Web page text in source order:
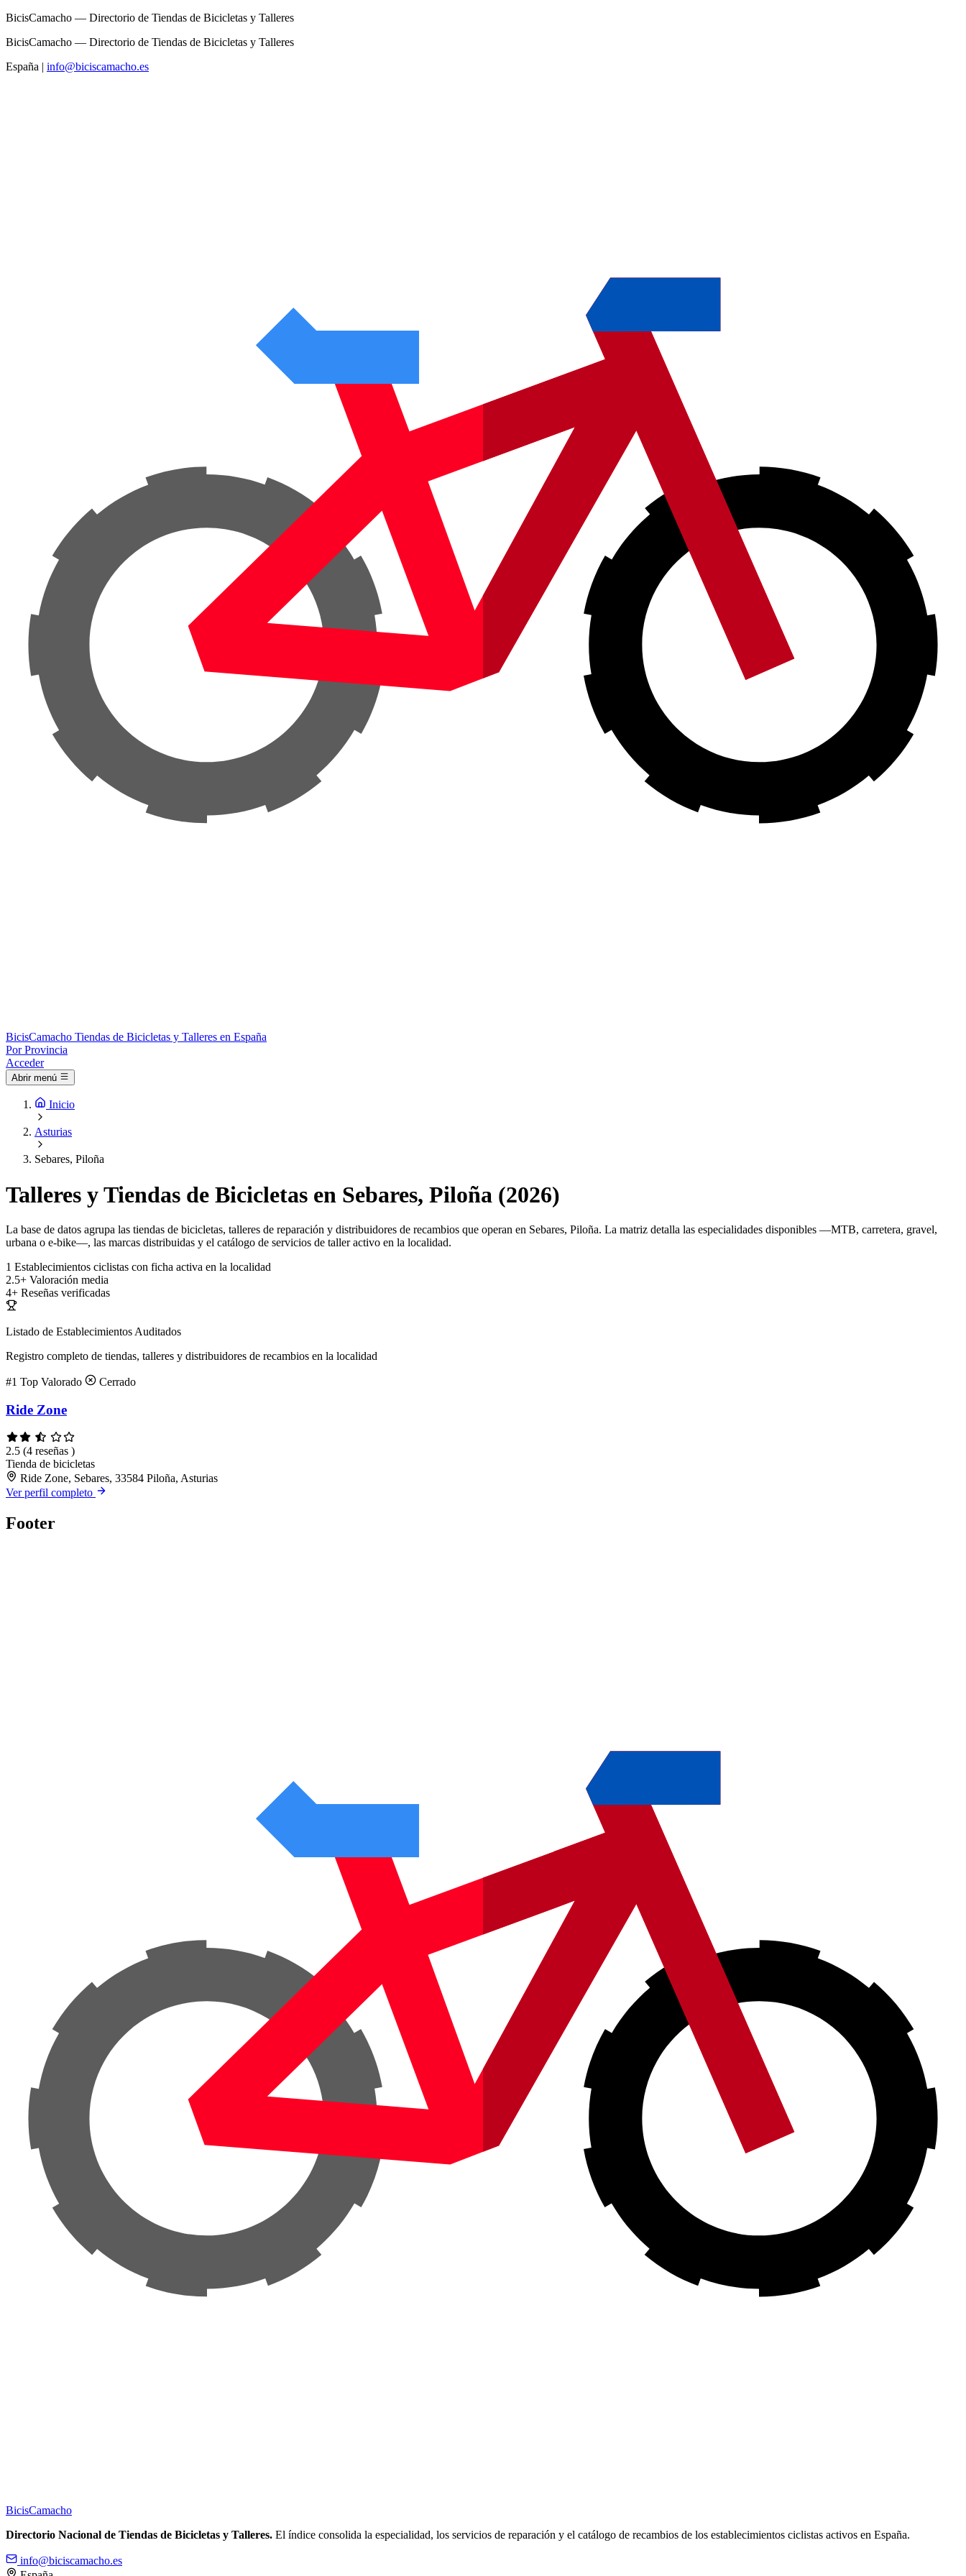
BicisCamacho — Directorio de Tiendas de Bicicletas y Talleres
BicisCamacho — Directorio de Tiendas de Bicicletas y Talleres
España | info@biciscamacho.es
BicisCamacho Tiendas de Bicicletas y Talleres en España
Por Provincia
Acceder
Abrir menú
Inicio
Asturias
Sebares, Piloña
Talleres y Tiendas de Bicicletas en Sebares, Piloña (2026)
La base de datos agrupa las tiendas de bicicletas, talleres de reparación y distribuidores de recambios que operan en Sebares, Piloña. La matriz detalla las especialidades disponibles —MTB, carretera, gravel,
urbana o e-bike—, las marcas distribuidas y el catálogo de servicios de taller activo en la localidad.
1 Establecimientos ciclistas con ficha activa en la localidad
2.5+ Valoración media
4+ Reseñas verificadas
Listado de Establecimientos Auditados
Registro completo de tiendas, talleres y distribuidores de recambios en la localidad
#1 Top Valorado Cerrado
Ride Zone
2.5 (4 reseñas )
Tienda de bicicletas
Ride Zone, Sebares, 33584 Piloña, Asturias
Ver perfil completo
Footer
BicisCamacho
Directorio Nacional de Tiendas de Bicicletas y Talleres. El índice consolida la especialidad, los servicios de reparación y el catálogo de recambios de los establecimientos ciclistas activos en España.
info@biciscamacho.es